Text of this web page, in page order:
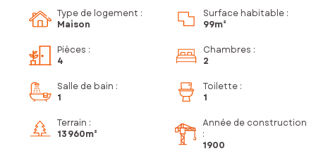
Type de logement :
Maison
Surface habitable :
99m²
Pièces :
4
Chambres :
2
Salle de bain :
1
Toilette :
1
Terrain :
13 960m²
Année de construction
:
1900